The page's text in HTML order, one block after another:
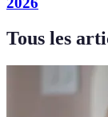
Tous les